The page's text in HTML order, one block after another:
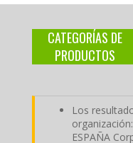
CATEGORÍAS DE
PRODUCTOS
Los
ESPAÑA